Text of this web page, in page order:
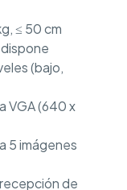
≤ 50 cm
(bajo,
VGA (640 x
5 imágenes
de